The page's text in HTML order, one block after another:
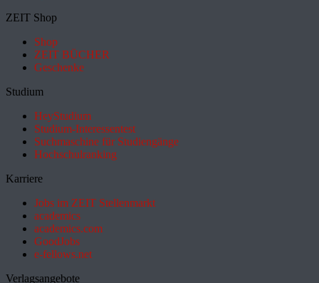
ZEIT Shop
Shop
ZEIT BÜCHER
Geschenke
Studium
HeyStudium
Studium-Interessentest
Suchmaschine für Studiengänge
Hochschulranking
Karriere
Jobs im ZEIT Stellenmarkt
academics
academics.com
GoodJobs
e-fellows.net
Verlagsangebote